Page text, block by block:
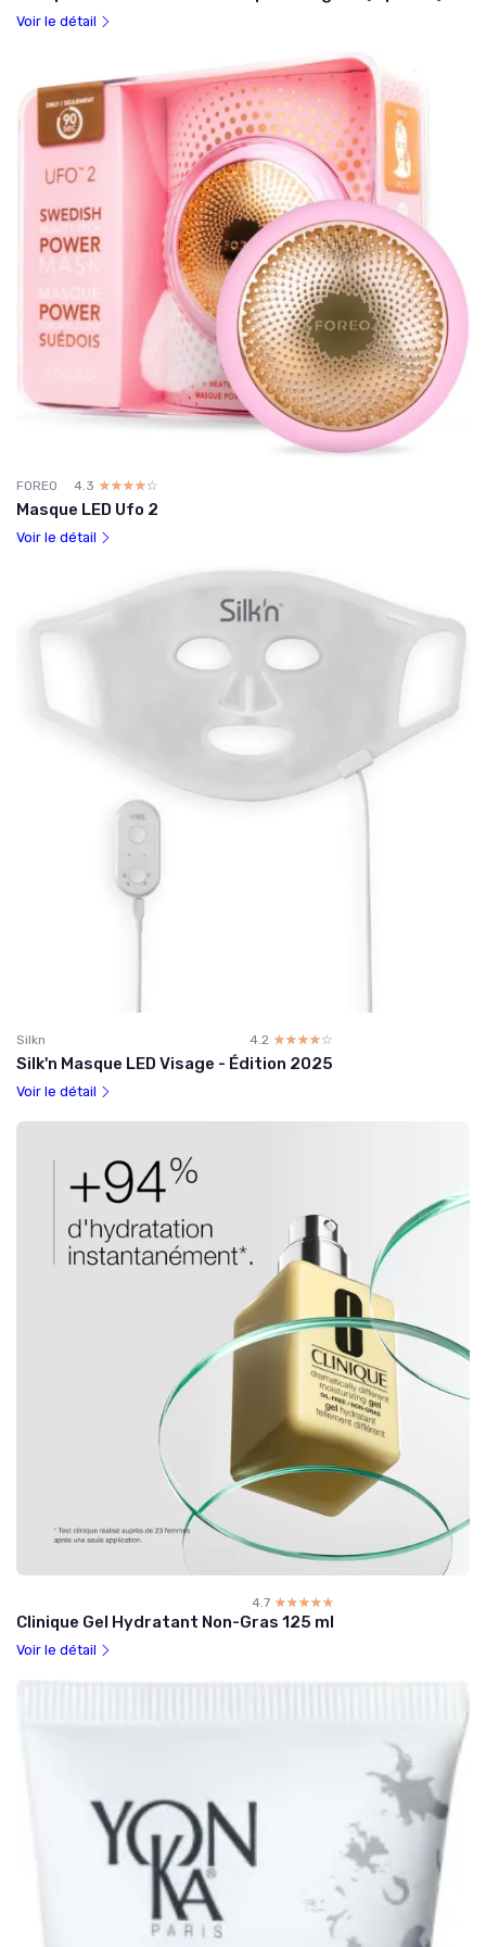
Voir le détail
FOREO 4.3 ☆☆☆☆☆
★★★★★
Masque LED Ufo 2
Voir le détail
Silkn 4.2 ☆☆☆☆☆
★★★★★
Silk'n Masque LED Visage - Édition 2025
Voir le détail
4.7 ☆☆☆☆☆
★★★★★
Clinique Gel Hydratant Non-Gras 125 ml
Voir le détail